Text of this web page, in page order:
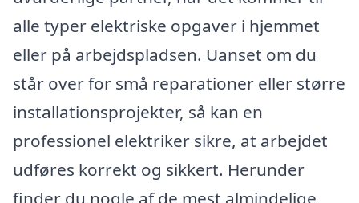
alle typer elektriske opgaver i hjemmet
eller på arbejdspladsen. Uanset om du
står over for små reparationer eller større
installationsprojekter, så kan en
professionel elektriker sikre, at arbejdet
udføres korrekt og sikkert. Herunder
finder du nogle af de mest almindelige